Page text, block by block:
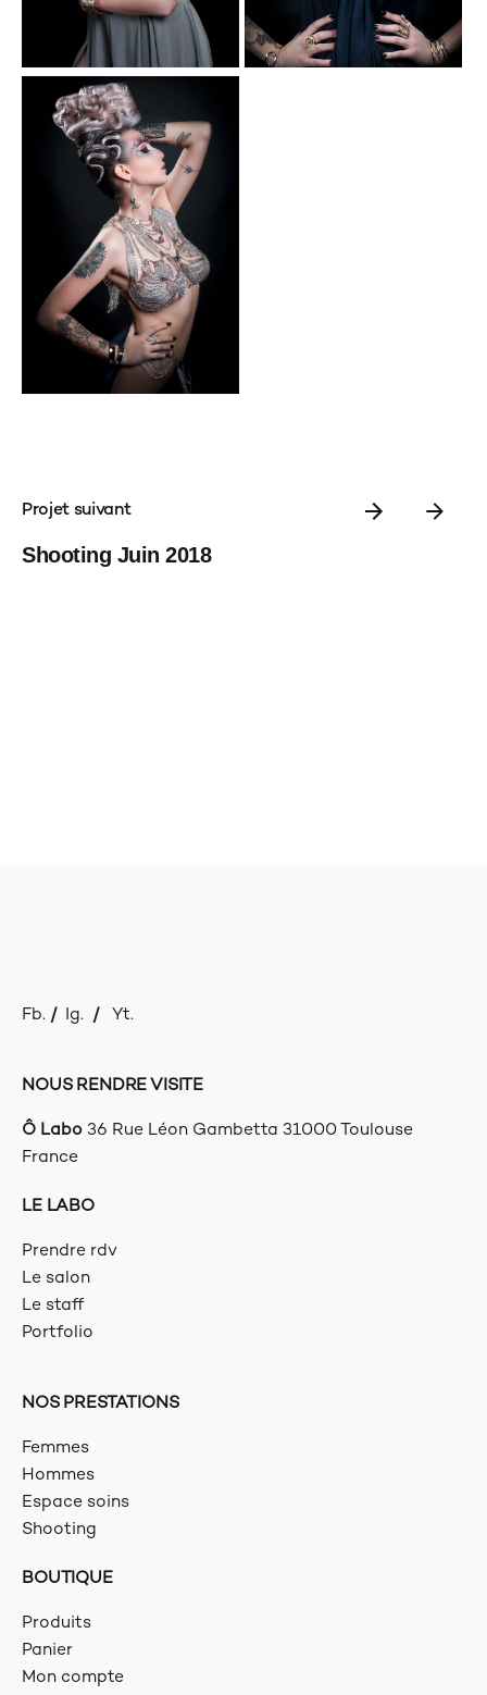
Projet suivant
Shooting Juin 2018
Fb. / Ig. / Yt.
NOUS RENDRE VISITE
Ô Labo 36 Rue Léon Gambetta 31000 Toulouse
France
LE LABO
Prendre rdv
Le salon
Le staff
Portfolio
NOS PRESTATIONS
Femmes
Hommes
Espace soins
Shooting
BOUTIQUE
Produits
Panier
Mon compte